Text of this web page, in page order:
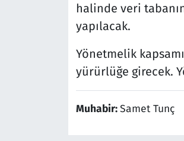
halinde veri
yapılacak.
Yönetmelik
yürürlüğe girecek.
Muhabir:Samet Tunç